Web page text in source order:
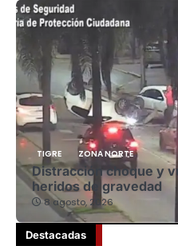
Destacadas
TIGRE ZONA NORTE
Distracción choque y
heridos de gravedad
8 agosto, 2026